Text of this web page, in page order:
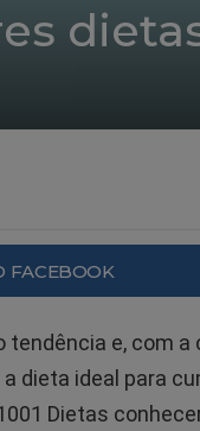
FACEBOOK
e, com a
dieta ideal para
Dietas